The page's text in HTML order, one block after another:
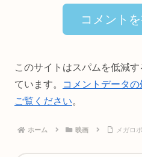
コメント
このサイトはスパムを低減
ています。
コメントデータ
ご覧ください。
ホーム 映画 メガロ